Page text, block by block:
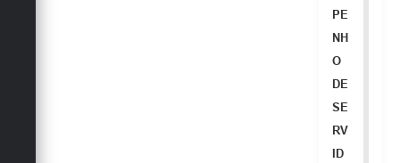
PE
NH
O
DE
SE
RV
ID